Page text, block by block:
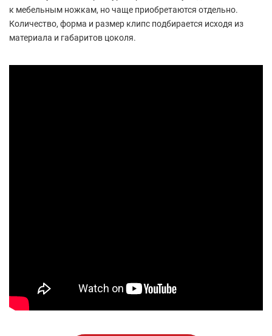
к мебельным ножкам, но чаще приобретаются отдельно.
Количество, форма и размер клипс подбирается исходя из
материала и габаритов цоколя.